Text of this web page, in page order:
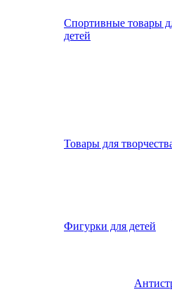
Спортивные товары
детей
Товары для
Фигурки для детей